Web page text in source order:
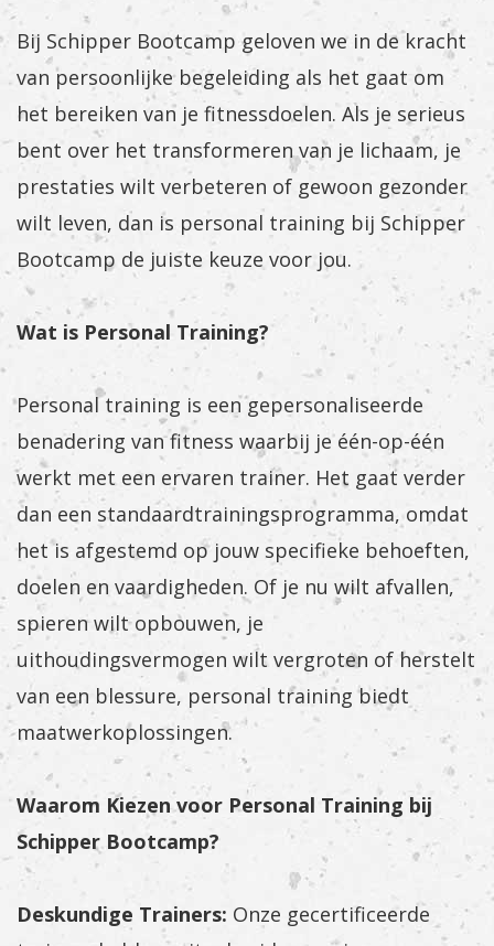
Bij Schipper Bootcamp geloven we in de kracht
van persoonlijke begeleiding als het gaat om
het bereiken van je fitnessdoelen. Als je serieus
bent over het transformeren van je lichaam, je
prestaties wilt verbeteren of gewoon gezonder
wilt leven, dan is personal training bij Schipper
Bootcamp de juiste keuze voor jou.
Wat is Personal Training?
Personal training is een gepersonaliseerde
benadering van fitness waarbij je één-op-één
werkt met een ervaren trainer. Het gaat verder
dan een standaardtrainingsprogramma, omdat
het is afgestemd op jouw specifieke behoeften,
doelen en vaardigheden. Of je nu wilt afvallen,
spieren wilt opbouwen, je
uithoudingsvermogen wilt vergroten of herstelt
van een blessure, personal training biedt
maatwerkoplossingen.
Waarom Kiezen voor Personal Training bij
Schipper Bootcamp?
Deskundige Trainers: Onze gecertificeerde